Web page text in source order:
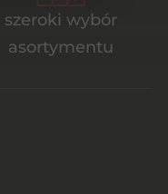
szeroki wybór
asortymentu